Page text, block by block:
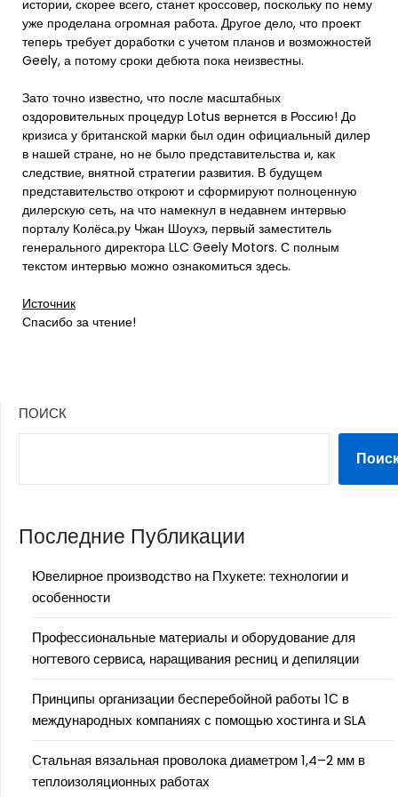
истории, скорее всего, станет кроссовер, поскольку по нему
уже проделана огромная работа. Другое дело, что проект
теперь требует доработки с учетом планов и возможностей
Geely, а потому сроки дебюта пока неизвестны.
Зато точно известно, что после масштабных
оздоровительных процедур Lotus вернется в Россию! До
кризиса у британской марки был один официальный дилер
в нашей стране, но не было представительства и, как
следствие, внятной стратегии развития. В будущем
представительство откроют и сформируют полноценную
дилерскую сеть, на что намекнул в недавнем интервью
порталу Колёса.ру Чжан Шоухэ, первый заместитель
генерального директора LLC Geely Motors. С полным
текстом интервью можно ознакомиться здесь.
Источник
Спасибо за чтение!
ПОИСК
Последние Публикации
Ювелирное производство на Пхукете: технологии и
особенности
Профессиональные материалы и оборудование для
ногтевого сервиса, наращивания ресниц и депиляции
Принципы организации бесперебойной работы 1С в
международных компаниях с помощью хостинга и SLA
Стальная вязальная проволока диаметром 1,4–2 мм в
теплоизоляционных работах